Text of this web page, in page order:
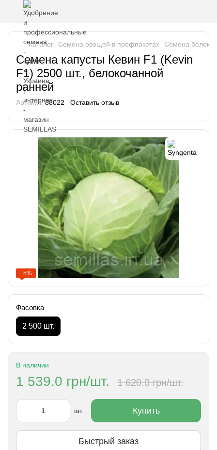
Каталог Семена овощей в профпакетах Семена
Семена капусты Кевин F1 (Kevin
F1) 2500 шт., белокочанной
ранней
Артикул:88022 Оставить отзыв
−5%
Фасовка
2 500 шт.
В наличии
1 539.0 грн/шт. 1 620.0 грн/шт.
шт. Купить
Быстрый заказ